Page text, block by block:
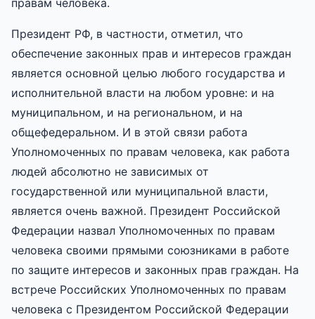
Президент РФ, в частности, отметил, что
обеспечение законных прав и интересов граждан
является основной целью любого государства и
исполнительной власти на любом уровне: и на
муниципальном, и на региональном, и на
общефедеральном. И в этой связи работа
Уполномоченных по правам человека, как работа
людей абсолютно не зависимых от
государственной или муниципальной власти,
является очень важной. Президент Российской
Федерации назвал Уполномоченных по правам
человека своими прямыми союзниками в работе
по защите интересов и законных прав граждан. На
встрече Российских Уполномоченных по правам
человека с Президентом Российской Федерации